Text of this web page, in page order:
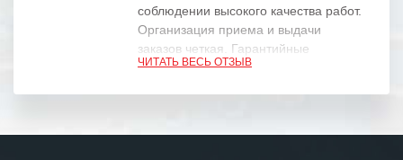
соблюдении высокого качества работ.
Организация приема и выдачи
заказов четкая. Гарантийные
обязательства выполняются в
ЧИТАТЬ ВЕСЬ ОТЗЫВ